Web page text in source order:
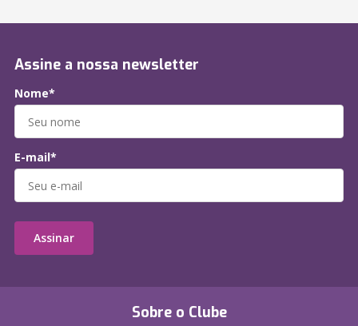
Sobre o Clube
Assine a nossa newsletter
Nome*
E-mail*
Assinar